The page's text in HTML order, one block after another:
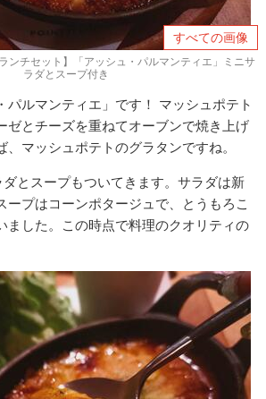
すべての画像
ンチセット】「アッシュ・パルマンティエ」ミニサ
ラダとスープ付き
パルマンティエ」です！ マッシュポテト
ゼとチーズを重ねてオーブンで焼き上げ
マッシュポテトのグラタンですね。
とスープもついてきます。サラダは新
ープはコーンポタージュで、とうもろこ
ました。この時点で料理のクオリティの